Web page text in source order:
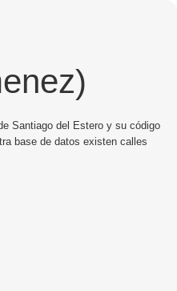
Santiago del Estero y su código
base de datos existen calles